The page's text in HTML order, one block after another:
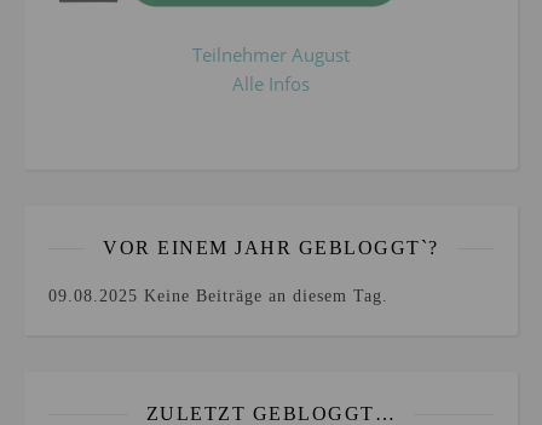
Teilnehmer August
Alle Infos
VOR EINEM JAHR GEBLOGGT`?
09.08.2025 Keine Beiträge an diesem Tag.
ZULETZT GEBLOGGT…